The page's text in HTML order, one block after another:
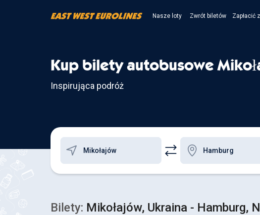
Nasze loty Zwrót biletów Zapłacić
Kup bilety autobusowe
Inspirująca podróż
Bilety: Mikołajów, Ukraina - Hamburg,